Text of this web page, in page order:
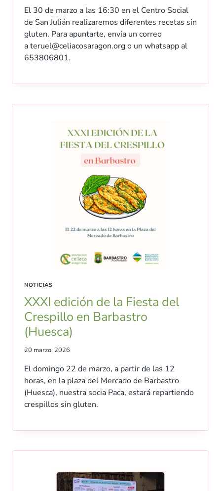
El 30 de marzo a las 16:30 en el Centro Social
de San Julián realizaremos diferentes recetas sin
gluten. Para apuntarte, envía un correo
a teruel@celiacosaragon.org o un whatsapp al
653806801.
NOTICIAS
XXXI edición de la Fiesta del
Crespillo en Barbastro
(Huesca)
20 marzo, 2026
El domingo 22 de marzo, a partir de las 12
horas, en la plaza del Mercado de Barbastro
(Huesca), nuestra socia Paca, estará repartiendo
crespillos sin gluten.